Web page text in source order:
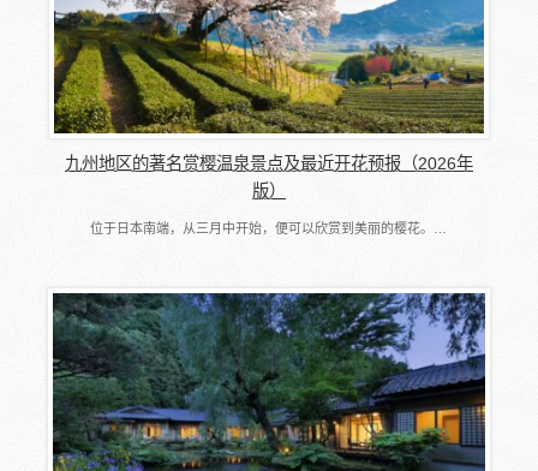
九州地区的著名赏樱温泉景点及最近开花预报（2026年
版）
位于日本南端，从三月中开始，便可以欣赏到美丽的樱花。…